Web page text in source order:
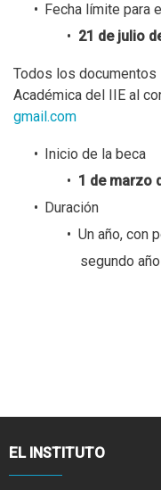
Fecha límite para
21 de julio
Todos los documentos
Académica del IIE al
gmail.com
Inicio de la beca
1 de marzo
Duración
Un año, con
segundo año
EL INSTITUTO